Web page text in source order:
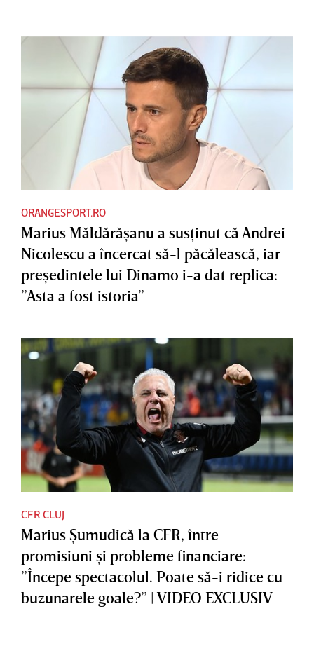
ORANGESPORT.RO
Marius Măldărăşanu a susţinut că Andrei
Nicolescu a încercat să-l păcălească, iar
preşedintele lui Dinamo i-a dat replica:
”Asta a fost istoria”
CFR CLUJ
Marius Şumudică la CFR, între
promisiuni şi probleme financiare:
”Începe spectacolul. Poate să-i ridice cu
buzunarele goale?” | VIDEO EXCLUSIV